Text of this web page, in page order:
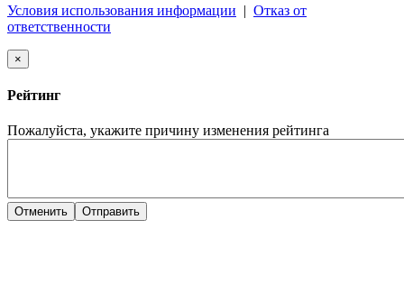
Условия использования информации | Отказ от
ответственности
×
Рейтинг
Пожалуйста, укажите причину изменения рейтинга
Отменить Отправить